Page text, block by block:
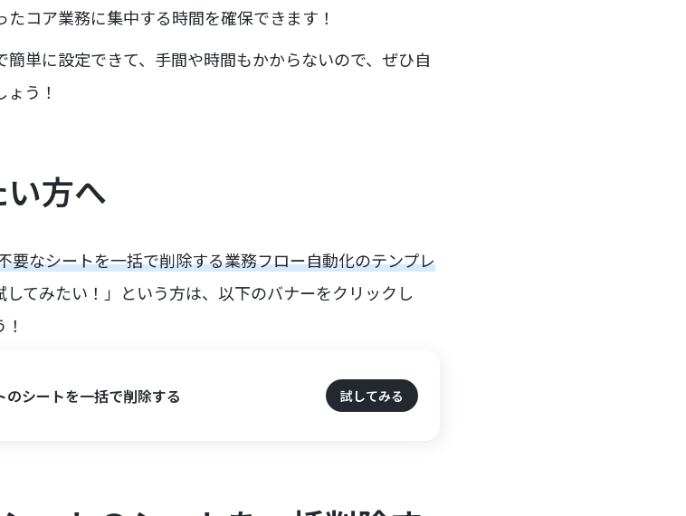
コア業務に集中する時間を確保できます！
単に設定できて、手間や時間もかからないので、ぜひ自
う！
方へ
要なシートを一括で削除する業務フロー自動化のテンプレ
てみたい！」という方は、以下のバナーをクリックし
シートを一括で削除する 試してみる